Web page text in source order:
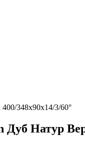
348х90х14/3/60°
Натур